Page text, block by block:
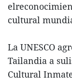
cultural
La UNESCO
Tailandia a
Cultural